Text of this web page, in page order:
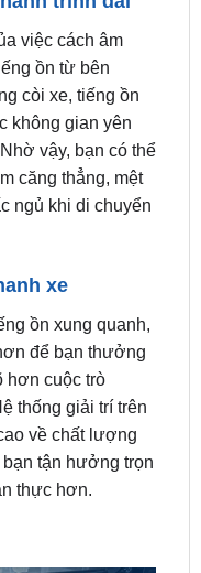
ồn từ bên
còi xe, tiếng ồn
gian yên
vậy, bạn có thể
căng thẳng, mệt
ngủ khi di chuyển
xe
để bạn thưởng
hơn cuộc trò
thống giải trí trên
về chất lượng
tận hưởng trọn
thực hơn.